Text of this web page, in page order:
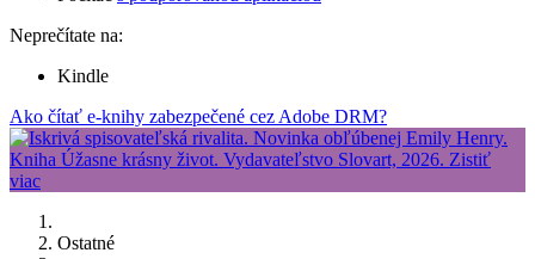
Neprečítate na:
Kindle
Ako čítať e-knihy zabezpečené cez Adobe DRM?
Ostatné